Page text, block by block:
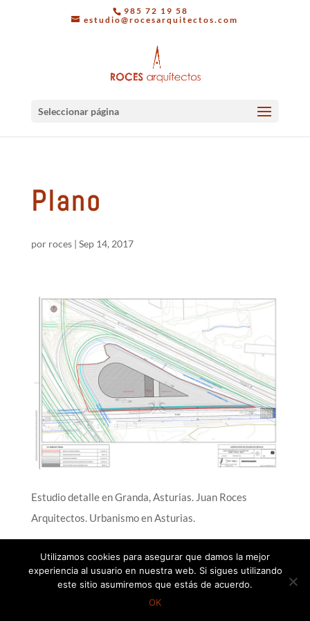
985 72 19 58
estudio@rocesarquitectos.com
Seleccionar página
Plano
por roces| Sep 14, 2017
Estudio detalle en Granda, Asturias. Juan Roces
Arquitectos. Urbanismo en Asturias.
©Juan Roces Arquitectos, 2021
Utilizamos cookies para asegurar que damos la mejor
experiencia al usuario en nuestra web. Si sigues utilizando
este sitio asumiremos que estás de acuerdo.
OK